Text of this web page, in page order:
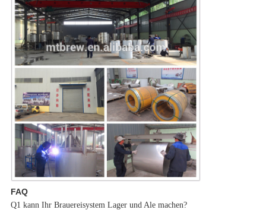
FAQ
Q1 kann Ihr Brauereisystem Lager und Ale machen?